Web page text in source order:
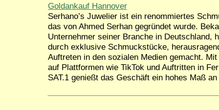
Goldankauf Hannover
Serhano’s Juwelier ist ein renommiertes
das von Ahmed Serhan gegründet wurde.
Unternehmer seiner Branche in Deutschland,
durch exklusive Schmuckstücke,
Auftreten in den sozialen Medien gemacht.
auf Plattformen wie TikTok und Auftritten in
SAT.1 genießt das Geschäft ein hohes Maß